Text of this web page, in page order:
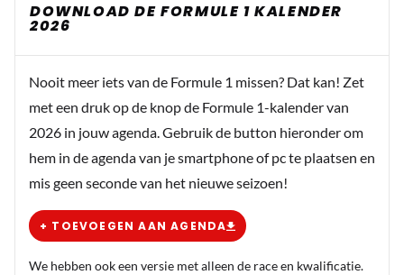
DOWNLOAD DE FORMULE 1 KALENDER
2026
Nooit meer iets van de Formule 1 missen? Dat kan! Zet
met een druk op de knop de Formule 1-kalender van
2026 in jouw agenda. Gebruik de button hieronder om
hem in de agenda van je smartphone of pc te plaatsen en
mis geen seconde van het nieuwe seizoen!
+ TOEVOEGEN AAN AGENDA
We hebben ook een versie met alleen de race en kwalificatie.